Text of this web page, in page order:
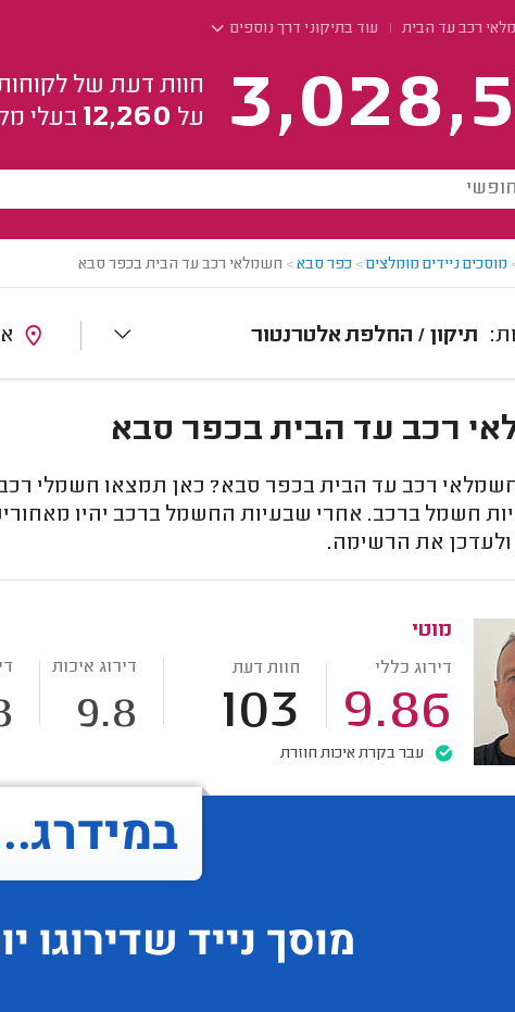
רכב עד הבית עוד בתיקוני דרך נוספים
חוות דעת של
על 12,260 בעלי
מוסכים ניידים מומלצים> כפר סבא> חשמלאי רכב עד הבית בכפר סבא
תיקון / החלפת אלטרנטור
רכב עד הבית בכפר סבא
חשמלאי רכב עד הבית בכפר סבא? כאן תמצאו חשמלי
חשמל ברכב. אחרי שבעיות החשמל ברכב יהיו
את הרשימה.
מוטי
דירוג כללי
9.86
חוות דעת
103
דירוג איכות
9.8
עבר בקרת איכות חוזרת
מוסך נייד שדירוגו